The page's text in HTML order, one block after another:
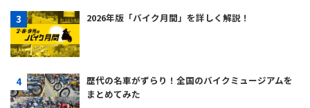
2026年版「バイク月間」を詳しく解説！
歴代の名車がずらり！全国のバイクミュージアムを
まとめてみた